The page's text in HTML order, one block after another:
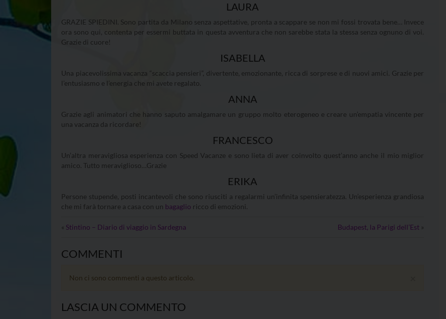
LAURA
GRAZIE SPIEDINI. Sono partita da Milano senza aspettative, pronta a scappare se non mi fossi trovata bene… Invece
ora sono qui, contenta per essermi buttata in questa avventura che non sarebbe stata la stessa senza ognuno di voi.
Grazie di cuore!
ISABELLA
Una piacevolissima vacanza “scaccia pensieri”, divertente, emozionante, ricca di sorprese e di nuovi amici. Grazie per
l’entusiasmo e l’energia che mi avete regalato.
ANNA
Grazie agli animatori che hanno saputo amalgamare un gruppo molto eterogeneo e creare un’empatia vincente per
una vacanza da ricordare!
FRANCESCO
Un’altra meravigliosa esperienza con Speed Vacanze e sono lieta di aver coinvolto quest’anno anche il mio miglior
amico. Tutto meraviglioso…Grazie
ERIKA
Persone stupende, posti incantevoli che sono riusciti a regalarmi un’infinita spensieratezza. Un’esperienza grandiosa
che mi farà tornare a casa con un bagaglio ricco di emozioni.
« Stintino – Diario di viaggio in Sardegna Budapest, la Parigi dell’Est »
COMMENTI
Non ci sono commenti a questo articolo.
LASCIA UN COMMENTO